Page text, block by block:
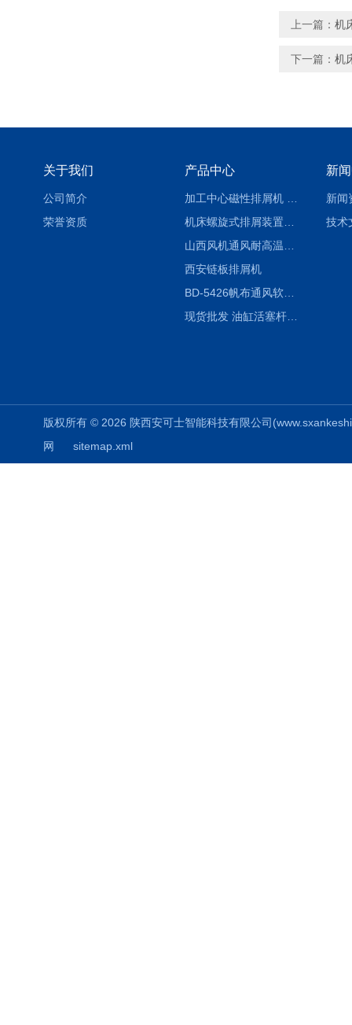
上一篇： 机
下一篇： 机
关于我们
公司简介
荣誉资质
产品中心
西安链板排屑机
BD-5426帆布通风软连接水泥布袋陕西生产厂家
现货批发 油缸活塞杆圆形保护套
新
新闻
技术
版权所有 © 2026 陕西安可士智能科技有限公司
网
sitemap.xml